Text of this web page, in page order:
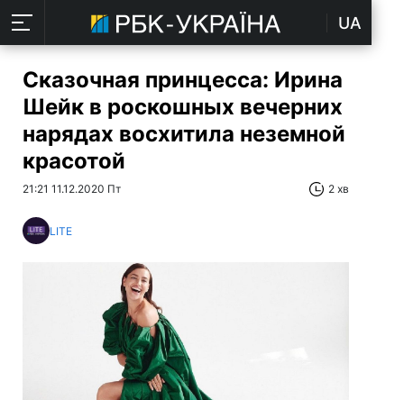
UA
Сказочная принцесса: Ирина
Шейк в роскошных вечерних
нарядах восхитила неземной
красотой
21:21 11.12.2020 Пт 2 хв
LITE